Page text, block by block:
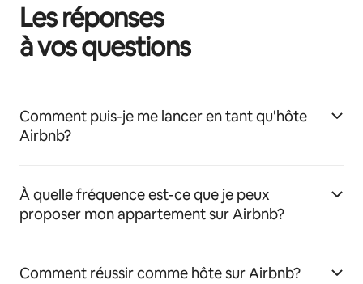
Les réponses
à vos questions
Comment puis-je me lancer en tant qu'hôte
Airbnb?
À quelle fréquence est-ce que je peux
proposer mon appartement sur Airbnb?
Comment réussir comme hôte sur Airbnb?